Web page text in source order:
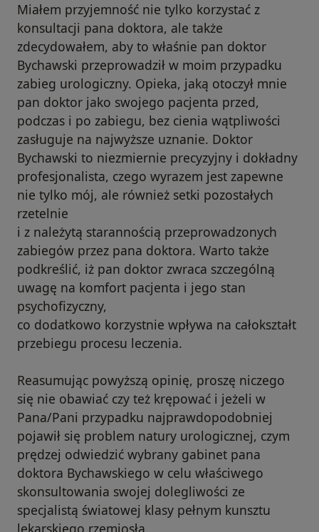
Miałem przyjemność nie tylko korzystać z
konsultacji pana doktora, ale także
zdecydowałem, aby to właśnie pan doktor
Bychawski przeprowadził w moim przypadku
zabieg urologiczny. Opieka, jaką otoczył mnie
pan doktor jako swojego pacjenta przed,
podczas i po zabiegu, bez cienia wątpliwości
zasługuje na najwyższe uznanie. Doktor
Bychawski to niezmiernie precyzyjny i dokładny
profesjonalista, czego wyrazem jest zapewne
nie tylko mój, ale również setki pozostałych
rzetelnie
i z należytą starannością przeprowadzonych
zabiegów przez pana doktora. Warto także
podkreślić, iż pan doktor zwraca szczególną
uwagę na komfort pacjenta i jego stan
psychofizyczny,
co dodatkowo korzystnie wpływa na całokształt
przebiegu procesu leczenia.
Reasumując powyższą opinię, proszę niczego
się nie obawiać czy też krępować i jeżeli w
Pana/Pani przypadku najprawdopodobniej
pojawił się problem natury urologicznej, czym
prędzej odwiedzić wybrany gabinet pana
doktora Bychawskiego w celu właściwego
skonsultowania swojej dolegliwości ze
specjalistą światowej klasy pełnym kunsztu
lekarskiego rzemiosła.